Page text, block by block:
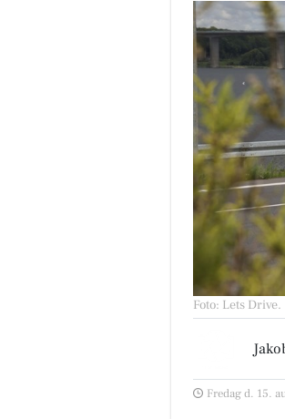
Foto: Lets Drive.
Fredag d. 15.